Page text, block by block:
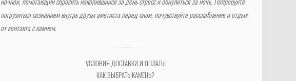
ночной, помогающий сбросить накопившийся за день стресс и обнулиться за ночь. Попробуйте
погрузиться сознанием внутрь друзы аметиста перед сном, почувствуйте расслабление и отдых
от контакта с камнем.
УСЛОВИЯ ДОСТАВКИ И ОПЛАТЫ
КАК ВЫБРАТЬ КАМЕНЬ?